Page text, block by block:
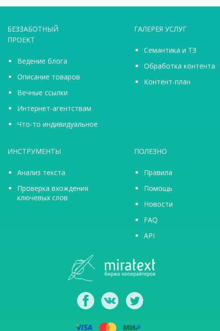
БЕЗЗАБОТНЫЙ
ПРОЕКТ
Ведение блога
Описание товаров
Вечные ссылки
Интернет-агентствам
Что-то индивидуальное
ГАЛЕРЕЯ УСЛУГ
Семантика и ТЗ
Обработка контента
Контент-план
ИНСТРУМЕНТЫ
Анализ текста
Проверка вхождения
ключевых слов
ПОЛЕЗНО
Правила
Помощь
Новости
FAQ
API